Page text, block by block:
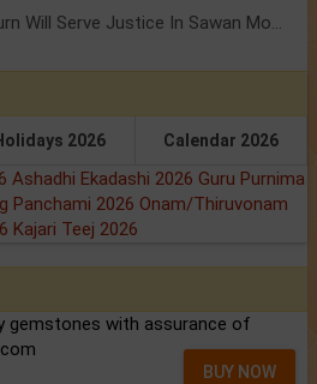
Shanivar Vrat 2026: Saturn Will Serve Justice In Sawan Month!
2026 Calendar 2026
Ashadhi Ekadashi 2026 Guru Purnima
Panchami 2026 Onam/Thiruvonam
Kajari Teej 2026
gemstones with assurance of
BUY NOW